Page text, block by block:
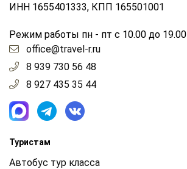
ИНН 1655401333, КПП 165501001
Режим работы пн - пт с 10.00 до 19.00
office@travel-r.ru
8 939 730 56 48
8 927 435 35 44
Туристам
Автобус тур класса